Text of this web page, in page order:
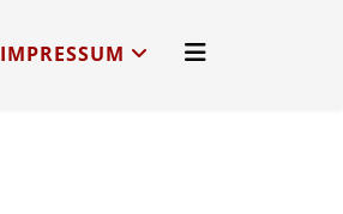
IMPRESSUM